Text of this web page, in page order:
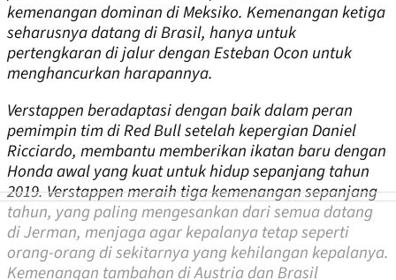
kemenangan dominan di Meksiko. Kemenangan ketiga
seharusnya datang di Brasil, hanya untuk
pertengkaran di jalur dengan Esteban Ocon untuk
menghancurkan harapannya.
Verstappen beradaptasi dengan baik dalam peran
pemimpin tim di Red Bull setelah kepergian Daniel
Ricciardo, membantu memberikan ikatan baru dengan
Honda awal yang kuat untuk hidup sepanjang tahun
2019. Verstappen meraih tiga kemenangan sepanjang
tahun, yang paling mengesankan dari semua datang
di Jerman, menjaga agar kepalanya tetap seperti
orang-orang di sekitarnya yang kehilangan kepalanya.
Kemenangan tambahan di Austria dan Brasil